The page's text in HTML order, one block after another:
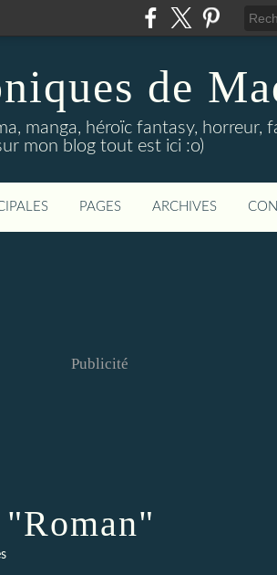
de
manga, héroïc fantasy, horreur,
mon blog tout est ici :o)
PAGES ARCHIVES
Publicité